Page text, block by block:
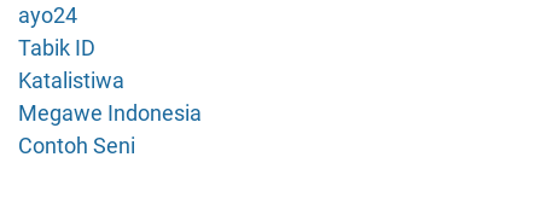
ayo24
Tabik ID
Katalistiwa
Megawe Indonesia
Contoh Seni